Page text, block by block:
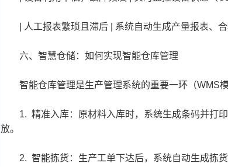
| 人工报表繁琐且滞后 | 系统自动生成产量报表、合
六、智慧仓储：如何实现智能仓库管理
智能仓库管理是生产管理系统的重要一环（WMS模
1. 精准入库：原材料入库时，系统生成条码并打印
放。
2. 智能拣货：生产工单下达后，系统自动生成拣货